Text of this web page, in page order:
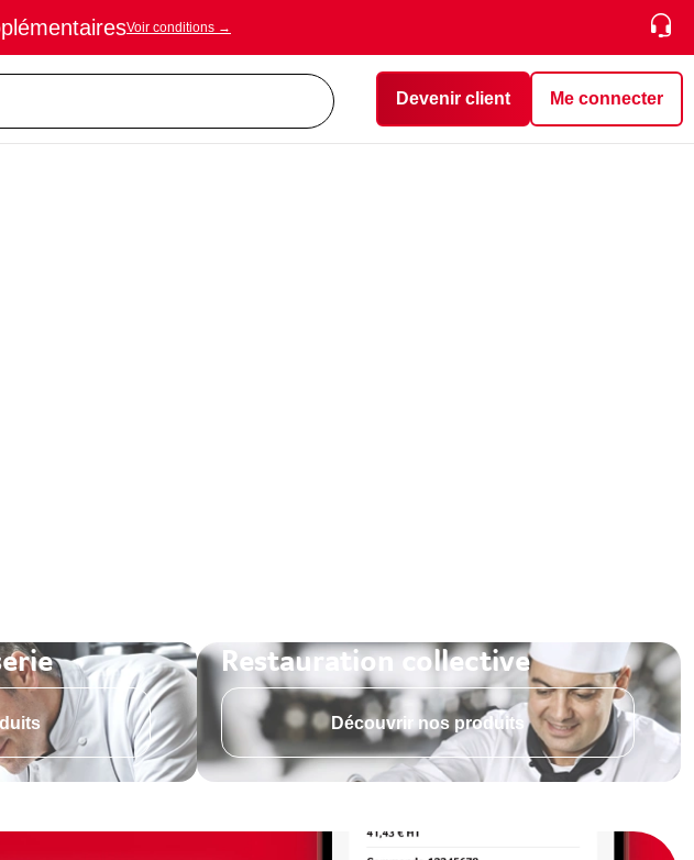
Voir conditions →
Devenir client Me connecter
Restauration collective
Découvrir nos produits